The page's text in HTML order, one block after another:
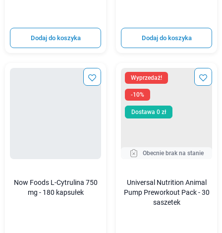
Dodaj do koszyka Dodaj do koszyka
Now Foods L-Cytrulina 750
mg - 180 kapsułek
Wyprzedaż!
-10%
Obecnie brak na stanie
Dostawa 0 zł
Universal Nutrition Animal
Pump Preworkout Pack - 30
saszetek